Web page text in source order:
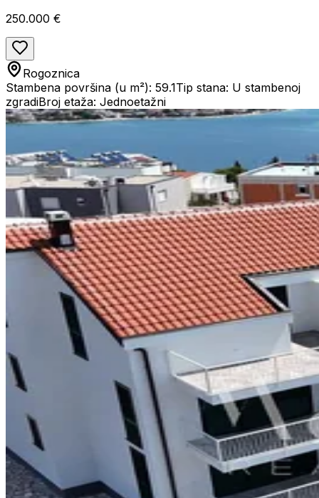
250.000 €
Rogoznica
Stambena površina (u m²): 59.1Tip stana: U stambenoj
zgradiBroj etaža: Jednoetažni